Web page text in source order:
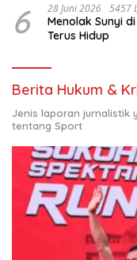
6 28 Juni 2026 5457
Menolak Sunyi
Terus Hidup
Berita Hukum &
Jenis laporan jurnalistik
tentang Sport